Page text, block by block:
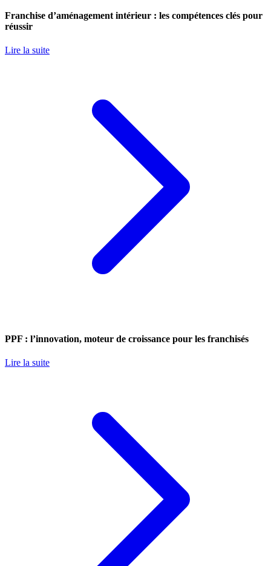
Franchise d’aménagement intérieur : les compétences clés pour
réussir
Lire la suite
PPF : l’innovation, moteur de croissance pour les franchisés
Lire la suite